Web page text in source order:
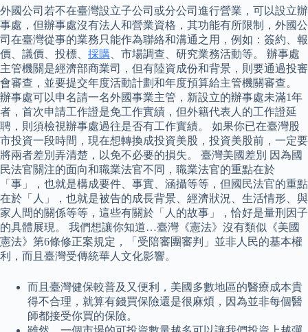
外國公司若不在臺灣設立子公司或分公司進行營業，可以設立辦
事處，但辦事處沒有法人和營業資格，其功能有所限制，外國公
司在臺灣從事的業務只能作為聯絡和溝通之用，例如：簽約、報
價、議價、投標、 採購 、市場調查、研究業務活動等。 辦事處
主管機關是經濟部商業司，但有陸資成份和背景，則要通過投審
會審查，並要提交年度活動計劃和年度預算給主管機關審查。
辦事處可以申名請一名外國事業主管，新設立的辦事處未滿1年
者，首次申請工作證是免工作實績，但外籍代表人的工作證延
聘，則須檢視辦事處過往是否有工作實績。 如果你已在臺灣股
市投資一段時間，現在想轉換成投資美股，投資美股前，一定要
將兩者差別弄清楚，以免不必要的損失。 臺灣美國差別 因為國
民法官關注的面向和職業法官不同，職業法官的重點在於
「事」，也就是構成要件、事實、涵攝等等，但國民法官的重點
在於「人」，也就是被告的成長背景、經濟狀況、生活情形、與
家人間的關係等等，這些有關於「人的故事」，恰好是量刑因子
的具體展現。 我們想讓你知道…臺灣《憲法》沒有類似《美國
憲法》第6條修正案規定，「受陪審團審判」並非人民的基本權
利，而且臺灣受傳統華人文化影響。
而且臺灣健保較普及又便利，美國多數地區的醫療成本貴
得不合理，就算有錢買保險還是很麻煩，因為並非每個醫
師都接受你買的保險。